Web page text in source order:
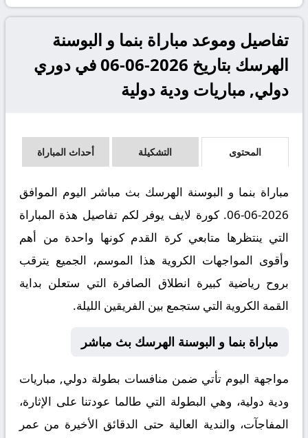
تفاصيل وموعد مباراة بنما و البوسنة
الهرسك بتاريخ 2026-06-06 في دوري
دولي, مباريات ودية دولية
المحتوى التشكيلة أحداث المباراة
مباراة بنما و البوسنة الهرسك بث مباشر اليوم الموافق
2026-06-06. كورة لايف يوفر لكم تفاصيل هذة المباراة
التي ينتظرها متابعي كرة القدم كونها واحدة من أهم
وأقوى المواجهات الكروية هذا الموسم، الجميع يترقب
بروح رياضية كبيرة انطلاق الصافرة التي ستعلن بداية
القمة الكروية التي ستجمع بين الفريقين الليلة.
مباراة بنما و البوسنة الهرسك بث مباشر
مواجهة اليوم تأتي ضمن منافسات بطولة دولي, مباريات
ودية دولية، وهي البطولة التي طالما عودتنا على الإثارة،
المفاجآت، والندية العالية حتى الدقائق الأخيرة من عمر